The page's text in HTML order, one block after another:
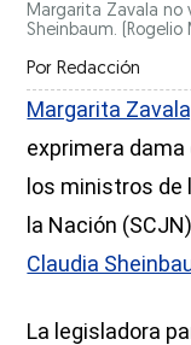
Margarita Zavala no
Sheinbaum.
(Rogelio
Por Redacción
Margarita
exprimera
los ministros de
la Nación
Claudia
La legisladora